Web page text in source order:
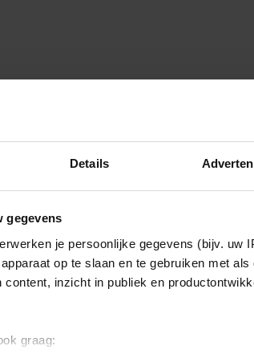
Details
gegevens
je persoonlijke gegevens (bijv. uw
op te slaan en te gebruiken met
content, inzicht in publiek en
graag: